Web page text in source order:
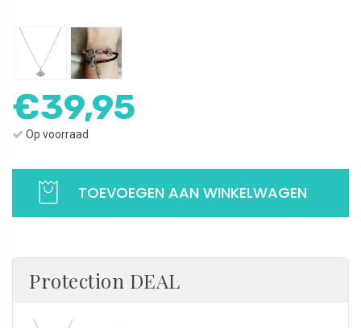
€39,95
Op voorraad
Ketting Boze Oog small | Verstelbaar 45-50 cm | 925 Sterling Zilver
TOEVOEGEN AAN WINKELWAGEN
Protection DEAL